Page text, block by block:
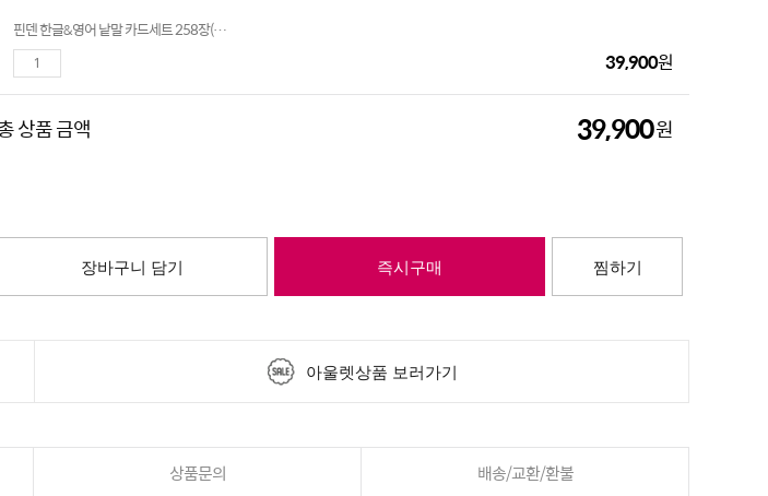
핀덴 한글&영어 낱말 카드세트 258장(핀덴카 제외)
39,900원
상품 금액 39,900원
장바구니 담기 즉시구매 찜하기
아울렛상품 보러가기
상품문의 배송/교환/환불